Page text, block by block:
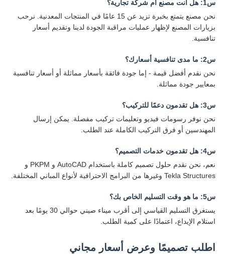
س1: هل أنت مصنع أم شركة تجارية؟
نحن مصنع يتمتع بخبرة تزيد عن 15 عامًا في المنتجات المعدنية. نرحب
بزيارات المصنع لإظهار عمليات مراقبة الجودة لدينا وتقديم أسعار
تنافسية.
س2: ما مدى تنافسية أسعارك؟
نحن نقدم أفضل قيمة - إما جودة فائقة بأسعار مماثلة أو أسعار تنافسية
بمعايير جودة مماثلة.
س3: هل تقدمون دعمًا للتركيب؟
نحن نوفر رسومات فيديو وتعليمات تركيب مفصلة. يمكن إرسال
المهندسين أو فرق التركيب الكاملة عند الطلب.
س4: هل تقدمون خدمات التصميم؟
نعم، نحن نقدم حلول تصميم كاملة باستخدام AutoCAD و PKPM و
Tekla Structures وغيرها من البرامج الاحترافية لأنواع المباني المختلفة.
س5: ما هو وقت التسليم الخاص بك؟
يستغرق التسليم القياسي إلى أقرب ميناء صيني حوالي 30 يومًا بعد
استلام الإيداع، اعتمادًا على كمية الطلب.
اطلب تصميمًا وعرض أسعار مجاني